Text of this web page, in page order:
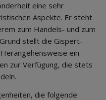
eine sehr
Aspekte. Er steht
zum Handels- und zum
stellt die Gispert-
ein
zur Verfügung, die stets
die folgende